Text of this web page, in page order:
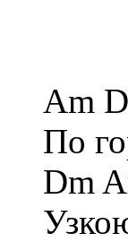
Am
По
Dm